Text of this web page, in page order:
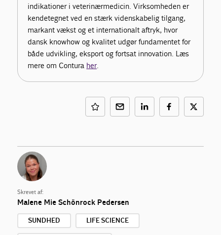
indikationer i veterinærmedicin. Virksomheden er
kendetegnet ved en stærk videnskabelig tilgang,
markant vækst og et internationalt aftryk, hvor
dansk knowhow og kvalitet udgør fundamentet for
både udvikling, eksport og fortsat innovation. Læs
mere om Contura her.
Skrevet af:
Malene Mie Schönrock Pedersen
SUNDHED LIFE SCIENCE